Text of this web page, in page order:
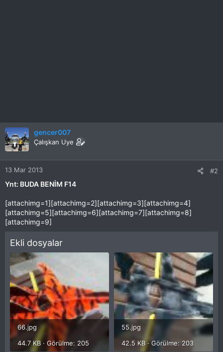
gencer007
Çalışkan Uye
13 Mar 2013 #2
Ynt: BUDA BENİM F14
[attachimg=1][attachimg=2][attachimg=3][attachimg=4]
[attachimg=5][attachimg=6][attachimg=7][attachimg=8]
[attachimg=9]
Ekli dosyalar
66.jpg
44.7 KB · Görülme: 205
55.jpg
42.5 KB · Görülme: 203